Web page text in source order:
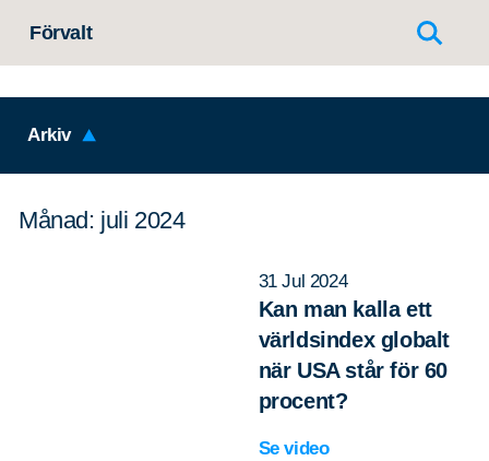
Förvalt
Arkiv
Månad: juli 2024
31 Jul 2024
Kan man kalla ett
världsindex globalt
när USA står för 60
procent?
Se video